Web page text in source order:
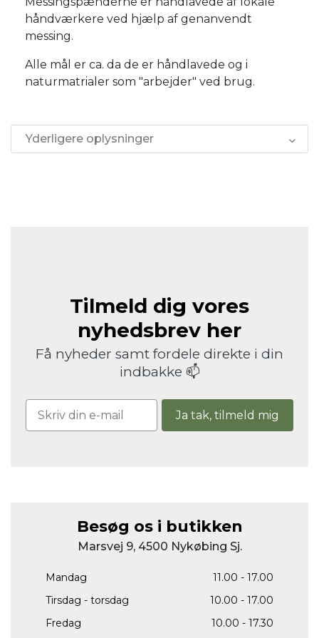
håndværkere ved hjælp af genanvendt
messing.
Alle mål er ca. da de er håndlavede og i
naturmatrialer som "arbejder" ved brug.
Yderligere oplysninger
Tilmeld dig vores
nyhedsbrev her
Få nyheder samt fordele direkte i din
indbakke 📫
Ja tak, tilmeld mig
Besøg os i butikken
Marsvej 9, 4500 Nykøbing Sj.
Mandag
11.00 - 17.00
Tirsdag - torsdag
10.00 - 17.00
Fredag
10.00 - 17.30